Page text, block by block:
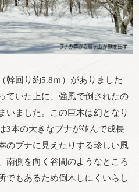
幹回り約5.8ｍ）がありました
ていた上に、強風で倒されたの
ました。この巨木は幻となり
3本の大きなブナが並んで成長
のブナに見えたりする珍しい風
南側を向く谷間のようなところ
でもあるため倒木しにくいらし